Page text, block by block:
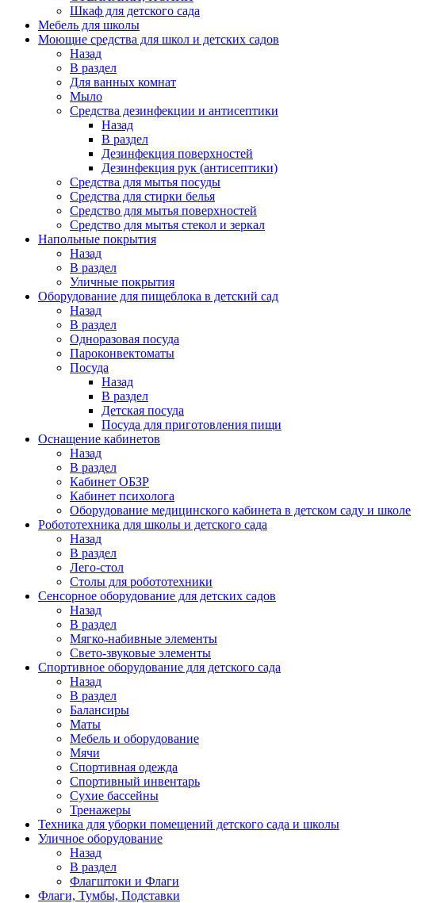
Шкаф для детского сада
Мебель для школы
Моющие средства для школ и детских садов
Назад
В раздел
Для ванных комнат
Мыло
Средства дезинфекции и антисептики
Назад
В раздел
Дезинфекция поверхностей
Дезинфекция рук (антисептики)
Средства для мытья посуды
Средства для стирки белья
Средство для мытья поверхностей
Средство для мытья стекол и зеркал
Напольные покрытия
Назад
В раздел
Уличные покрытия
Оборудование для пищеблока в детский сад
Назад
В раздел
Одноразовая посуда
Пароконвектоматы
Посуда
Назад
В раздел
Детская посуда
Посуда для приготовления пищи
Оснащение кабинетов
Назад
В раздел
Кабинет ОБЗР
Кабинет психолога
Оборудование медицинского кабинета в детском саду и школе
Робототехника для школы и детского сада
Назад
В раздел
Лего-стол
Столы для робототехники
Сенсорное оборудование для детских садов
Назад
В раздел
Мягко-набивные элементы
Свето-звуковые элементы
Спортивное оборудование для детского сада
Назад
В раздел
Балансиры
Маты
Мебель и оборудование
Мячи
Спортивная одежда
Спортивный инвентарь
Сухие бассейны
Тренажеры
Техника для уборки помещений детского сада и школы
Уличное оборудование
Назад
В раздел
Флагштоки и Флаги
Флаги, Тумбы, Подставки